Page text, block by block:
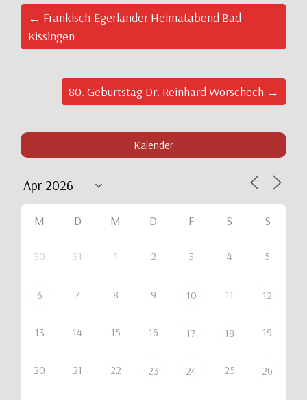
← Fränkisch-Egerländer Heimatabend Bad
Kissingen
80. Geburtstag Dr. Reinhard Worschech →
Kalender
M D M D F S S
30 31 1 2 3 4 5
6 7 8 9 10 11 12
13 14 15 16 17 18 19
20 21 22 23 24 25 26